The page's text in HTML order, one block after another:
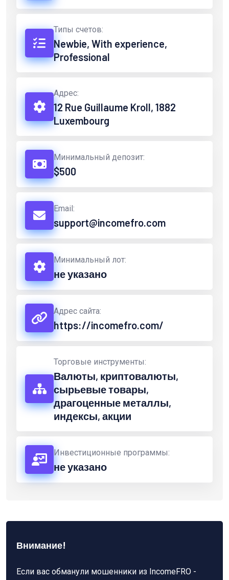
Типы счетов:
Newbie, With experience,
Professional
Адрес:
12 Rue Guillaume Kroll, 1882
Luxembourg
Минимальный депозит:
$500
Email:
support@incomefro.com
Минимальный лот:
не указано
Адрес сайта:
https://incomefro.com/
Торговые инструменты:
Валюты, криптовалюты,
сырьевые товары,
драгоценные металлы,
индексы, акции
Инвестиционные программы:
не указано
Внимание!
Если вас обманули мошенники из IncomeFRO -